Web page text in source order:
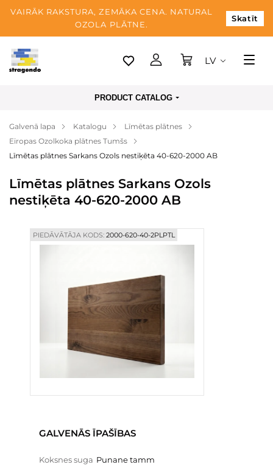
VAIRĀK RAKSTURA, ZEMĀKA CENA. NATURAL
OZOLA PLĀTNE.
Skatīt
Tallina
Apmaksa
Par mums
Blogs
Kontaktinformācija
LV
PRODUCT CATALOG
Galvenā lapa Katalogu
Līmētas plātnes
Eiropas Ozolkoka plātnes Tumšs
Līmētas plātnes Sarkans Ozols nestiķēta 40-620-2000 AB
Līmētas plātnes Sarkans Ozols
nestiķēta 40-620-2000 AB
PIEDĀVĀTĀJA KODS:2000-620-40-2PLPTL
GALVENĀS ĪPAŠĪBAS
Koksnes suga Punane tamm